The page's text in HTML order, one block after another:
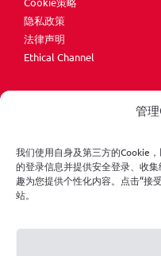
管
我们使用自身及第三方的Cookie
的登录信息并提供安全登录、收
趣为您提供个性化内容。点击“接
站。
Cookie策略
隐私政策
法律声明
Ethical Channel
版权所有© ONA